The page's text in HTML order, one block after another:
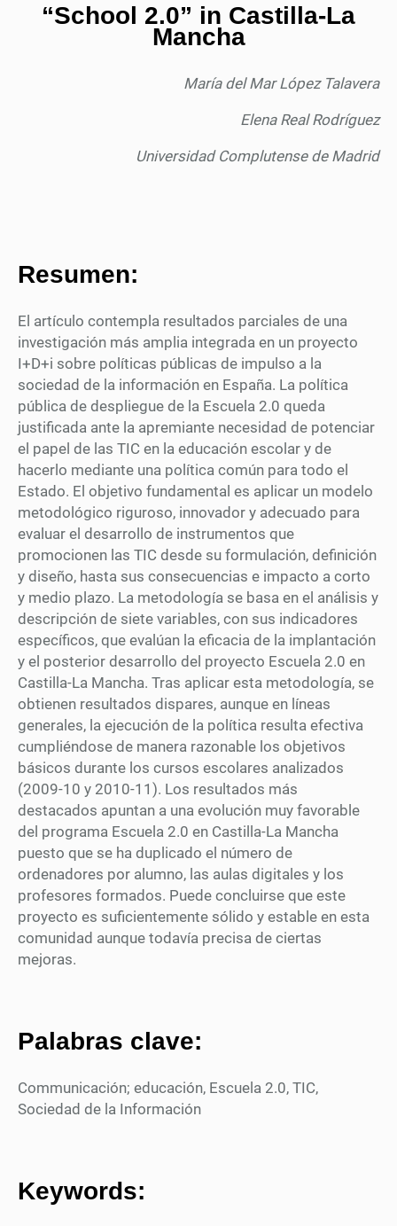
“School 2.0” in Castilla-La
Mancha
María del Mar López Talavera
Elena Real Rodríguez
Universidad Complutense de Madrid
Resumen:
El artículo contempla resultados parciales de una
investigación más amplia integrada en un proyecto
I+D+i sobre políticas públicas de impulso a la
sociedad de la información en España. La política
pública de despliegue de la Escuela 2.0 queda
justificada ante la apremiante necesidad de potenciar
el papel de las TIC en la educación escolar y de
hacerlo mediante una política común para todo el
Estado. El objetivo fundamental es aplicar un modelo
metodológico riguroso, innovador y adecuado para
evaluar el desarrollo de instrumentos que
promocionen las TIC desde su formulación, definición
y diseño, hasta sus consecuencias e impacto a corto
y medio plazo. La metodología se basa en el análisis y
descripción de siete variables, con sus indicadores
específicos, que evalúan la eficacia de la implantación
y el posterior desarrollo del proyecto Escuela 2.0 en
Castilla-La Mancha. Tras aplicar esta metodología, se
obtienen resultados dispares, aunque en líneas
generales, la ejecución de la política resulta efectiva
cumpliéndose de manera razonable los objetivos
básicos durante los cursos escolares analizados
(2009-10 y 2010-11). Los resultados más
destacados apuntan a una evolución muy favorable
del programa Escuela 2.0 en Castilla-La Mancha
puesto que se ha duplicado el número de
ordenadores por alumno, las aulas digitales y los
profesores formados. Puede concluirse que este
proyecto es suficientemente sólido y estable en esta
comunidad aunque todavía precisa de ciertas
mejoras.
Palabras clave:
Communicación; educación, Escuela 2.0, TIC,
Sociedad de la Información
Keywords: